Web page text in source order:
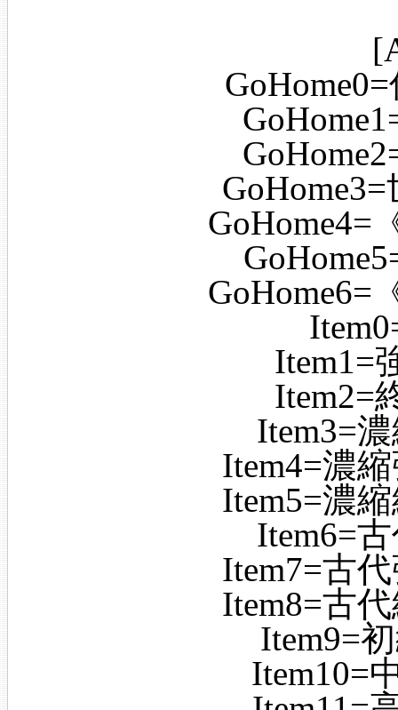
GoHome4=
GoHome6=
Item1=
Item2=
Item3=
Item4=濃
Item5=濃
Item6=
Item7=古
Item8=古
Item9=
Item10=